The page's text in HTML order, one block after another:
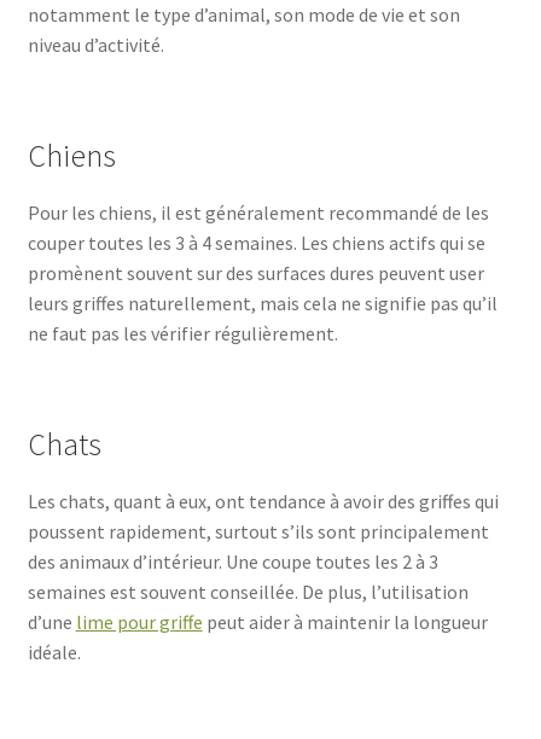
notamment le type d’animal, son mode de vie et son
niveau d’activité.
Chiens
Pour les chiens, il est généralement recommandé de les
couper toutes les 3 à 4 semaines. Les chiens actifs qui se
promènent souvent sur des surfaces dures peuvent user
leurs griffes naturellement, mais cela ne signifie pas qu’il
ne faut pas les vérifier régulièrement.
Chats
Les chats, quant à eux, ont tendance à avoir des griffes qui
poussent rapidement, surtout s’ils sont principalement
des animaux d’intérieur. Une coupe toutes les 2 à 3
semaines est souvent conseillée. De plus, l’utilisation
d’une lime pour griffe peut aider à maintenir la longueur
idéale.